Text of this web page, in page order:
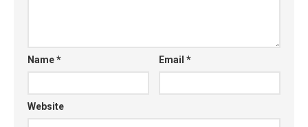
Name* Email*
Website